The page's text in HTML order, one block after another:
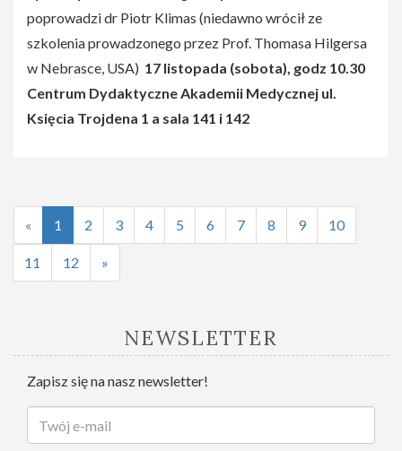
poprowadzi dr Piotr Klimas (niedawno wrócił ze
szkolenia prowadzonego przez Prof. Thomasa Hilgersa
w Nebrasce, USA) 17 listopada (sobota), godz 10.30
Centrum Dydaktyczne Akademii Medycznej ul.
Księcia Trojdena 1 a sala 141 i 142
« 1 2 3 4 5 6 7 8 9 10
11 12 »
NEWSLETTER
Zapisz się na nasz newsletter!